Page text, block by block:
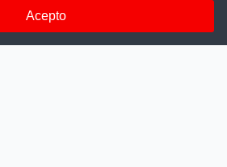
Acepto